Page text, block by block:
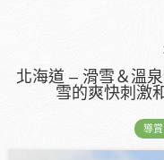
北海道 – 滑雪＆溫
雪的爽快刺激
導